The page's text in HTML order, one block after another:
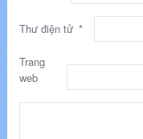
Thư điện tử *
Trang
web